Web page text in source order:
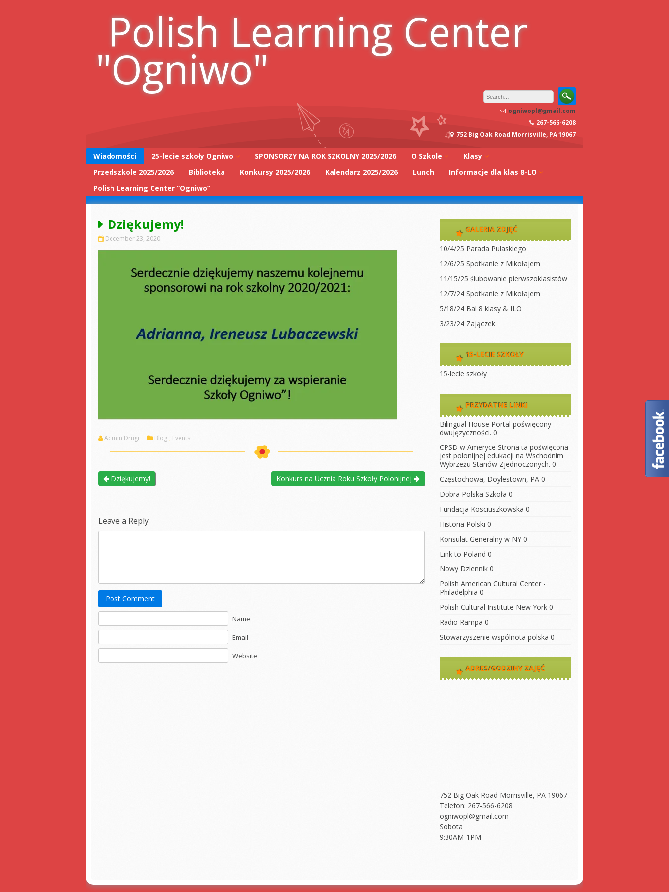
Polish Learning Center
"Ogniwo"
ogniwopl@gmail.com
267-566-6208
752 Big Oak Road Morrisville, PA 19067
Wiadomości
25-lecie szkoły Ogniwo
25-lecie wpis do
SPONSORZY NA ROK SZKOLNY 2025/2026
O Szkole
Adres szkoły
2025/2026
2025/2026
Statut szkoły
“Ogniwo”
Dokumenty do
15-lecie szkoły
Klasy
Klasa 0A
Klasa 1A
Klasa 1B
Klasa 2
Klasa 3A
Klasa 3 B
Klasa 5
Klasa 6
Klasa 8
LO 1
Przedszkole 2025/2026 Biblioteka Konkursy 2025/2026 Kalendarz 2025/2026 Lunch
Informacje dla klas 8-LO
Stypendia
Egzaminy z
dwujęzyczności
Polish Learning Center “Ogniwo”
Dziękujemy!
December 23, 2020
Admin Drugi Blog , Events
Dziękujemy! Konkurs na Ucznia Roku Szkoły Polonijnej
Leave a Reply
Post Comment
Name
Email
Website
GALERIA ZDJĘĆ
10/4/25 Parada Pulaskiego
12/6/25 Spotkanie z Mikołajem
11/15/25 ślubowanie pierwszoklasistów
12/7/24 Spotkanie z Mikołajem
5/18/24 Bal 8 klasy & ILO
3/23/24 Zajączek
15-LECIE SZKOŁY
15-lecie szkoły
PRZYDATNE LINKI
Bilingual House Portal poświęcony
dwujęzyczności. 0
CPSD w Ameryce Strona ta poświęcona
jest polonijnej edukacji na Wschodnim
Wybrzeżu Stanów Zjednoczonych. 0
Częstochowa, Doylestown, PA 0
Dobra Polska Szkoła 0
Fundacja Kosciuszkowska 0
Historia Polski 0
Konsulat Generalny w NY 0
Link to Poland 0
Nowy Dziennik 0
Polish American Cultural Center -
Philadelphia 0
Polish Cultural Institute New York 0
Radio Rampa 0
Stowarzyszenie wspólnota polska 0
ADRES/GODZINY ZAJĘĆ
752 Big Oak Road Morrisville, PA 19067
Telefon: 267-566-6208
ogniwopl@gmail.com
Sobota
9:30AM-1PM